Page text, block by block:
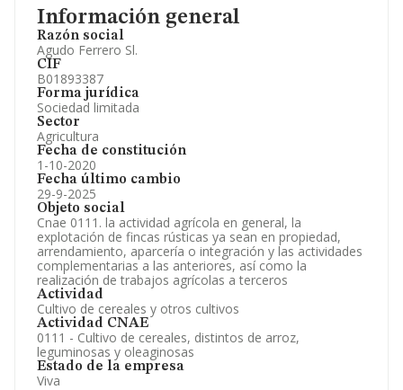
Información general
Razón social
Agudo Ferrero Sl.
CIF
B01893387
Forma jurídica
Sociedad limitada
Sector
Agricultura
Fecha de constitución
1-10-2020
Fecha último cambio
29-9-2025
Objeto social
Cnae 0111. la actividad agrícola en general, la
explotación de fincas rústicas ya sean en propiedad,
arrendamiento, aparcería o integración y las actividades
complementarias a las anteriores, así como la
realización de trabajos agrícolas a terceros
Actividad
Cultivo de cereales y otros cultivos
Actividad CNAE
0111 - Cultivo de cereales, distintos de arroz,
leguminosas y oleaginosas
Estado de la empresa
Viva
Información oficial y registral complementaria.